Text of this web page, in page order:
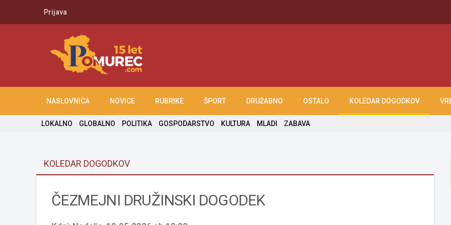
Prijava
NASLOVNICA NOVICE RUBRIKE ŠPORT DRUŽABNO OSTALO KOLEDAR DOGODKOV
LOKALNO GLOBALNO POLITIKA GOSPODARSTVO KULTURA MLADI ZABAVA
KOLEDAR DOGODKOV
ČEZMEJNI DRUŽINSKI DOGODEK